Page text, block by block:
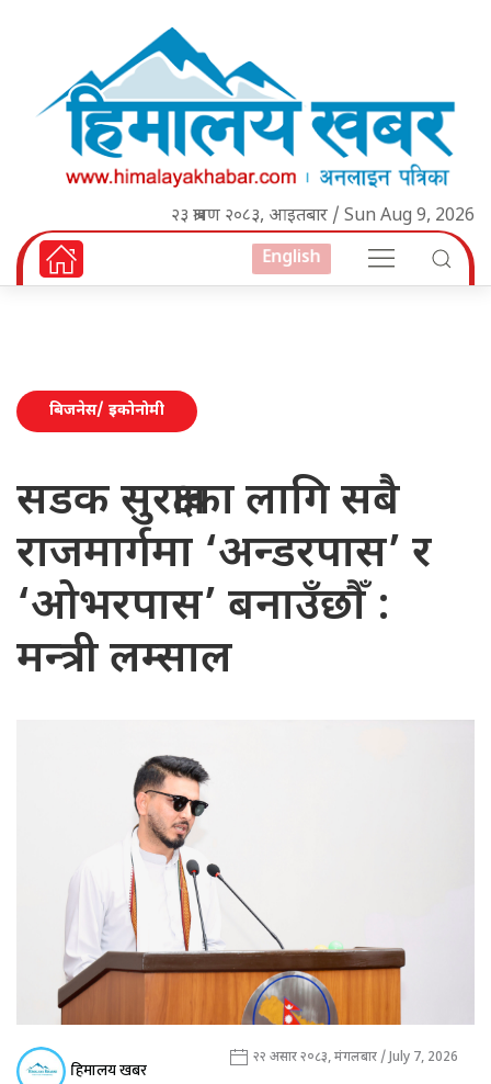
२३ श्रावण २०८३, आइतबार / Sun Aug 9, 2026
English
बिजनेस/ इकोनोमी
सडक सुरक्षाका लागि सबै
राजमार्गमा ‘अन्डरपास’ र
‘ओभरपास’ बनाउँछौँ :
मन्त्री लम्साल
हिमालय खबर २२ असार २०८३, मंगलबार / July 7, 2026